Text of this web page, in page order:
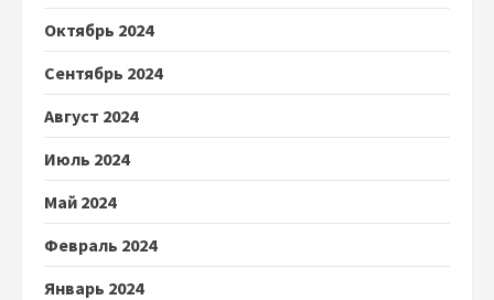
Октябрь 2024
Сентябрь 2024
Август 2024
Июль 2024
Май 2024
Февраль 2024
Январь 2024